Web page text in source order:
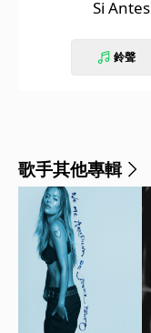
Si
鈴聲
歌手其他專輯